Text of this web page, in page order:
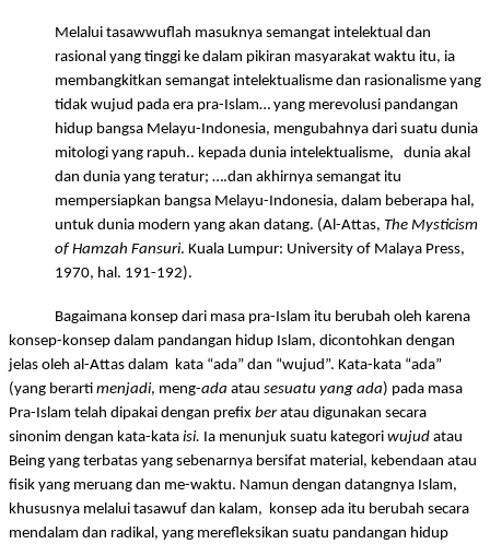
Melalui tasawwuflah masuknya semangat intelektual dan
rasional yang tinggi ke dalam pikiran masyarakat waktu itu, ia
membangkitkan semangat intelektualisme dan rasionalisme yang
tidak wujud pada era pra-Islam… yang merevolusi pandangan
hidup bangsa Melayu-Indonesia, mengubahnya dari suatu dunia
mitologi yang rapuh.. kepada dunia intelektualisme,
dunia akal
dan dunia yang teratur; ….dan akhirnya semangat itu
mempersiapkan bangsa Melayu-Indonesia, dalam beberapa hal,
untuk dunia modern yang akan datang. (Al-Attas, The Mysticism
of Hamzah Fansuri. Kuala Lumpur: University of Malaya Press,
1970, hal. 191-192).
Bagaimana konsep dari masa pra-Islam itu berubah oleh karena
konsep-konsep dalam pandangan hidup Islam, dicontohkan dengan
jelas oleh al-Attas dalam kata “ada” dan “wujud”. Kata-kata “ada”
(yang berarti menjadi, meng-ada atau sesuatu yang ada) pada masa
Pra-Islam telah dipakai dengan prefix beratau digunakan secara
sinonim dengan kata-kata isi. Ia menunjuk suatu kategori wujud atau
Being yang terbatas yang sebenarnya bersifat material, kebendaan atau
fisik yang meruang dan me-waktu. Namun dengan datangnya Islam,
khususnya melalui tasawuf dan kalam, konsep ada itu berubah secara
mendalam dan radikal, yang merefleksikan suatu pandangan hidup